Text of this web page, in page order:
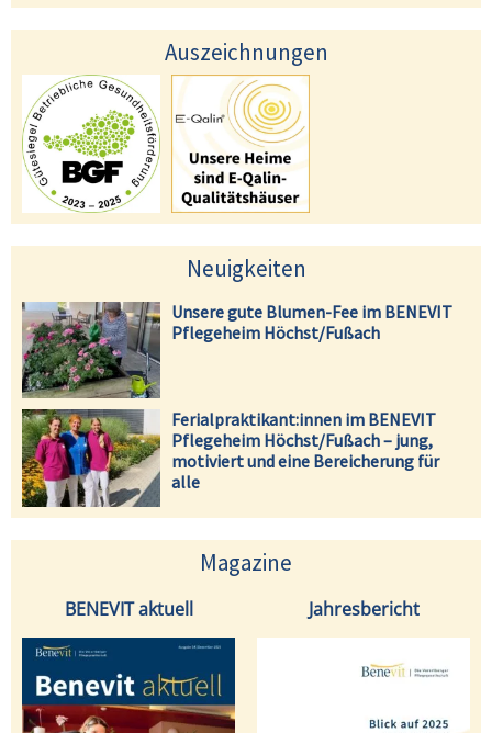
Auszeichnungen
Neuigkeiten
Unsere gute Blumen-Fee im BENEVIT
Pflegeheim Höchst/Fußach
Ferialpraktikant:innen im BENEVIT
Pflegeheim Höchst/Fußach – jung,
motiviert und eine Bereicherung für
alle
Magazine
BENEVIT aktuell Jahresbericht